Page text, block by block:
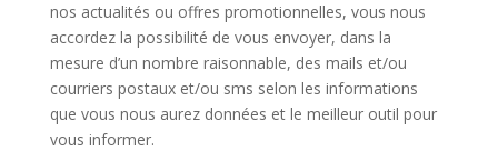
nos actualités ou offres promotionnelles, vous nous
accordez la possibilité de vous envoyer, dans la
mesure d’un nombre raisonnable, des mails et/ou
courriers postaux et/ou sms selon les informations
que vous nous aurez données et le meilleur outil pour
vous informer.